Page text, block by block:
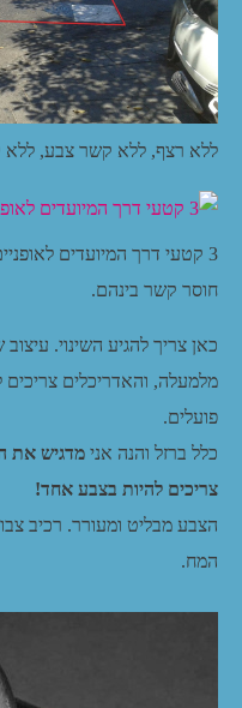
ללא רצף, ללא קשר צבע, ללא
חוסר קשר בינהם.
כאן צריך להגיע השינוי.
מלמעלה, והאדריכלים
פועלים.
כלל ברזל והנה אני מדגיש את
צריכים להיות בצבע אחד!
הצבע מבליט ומעורר. רכיב
המח.